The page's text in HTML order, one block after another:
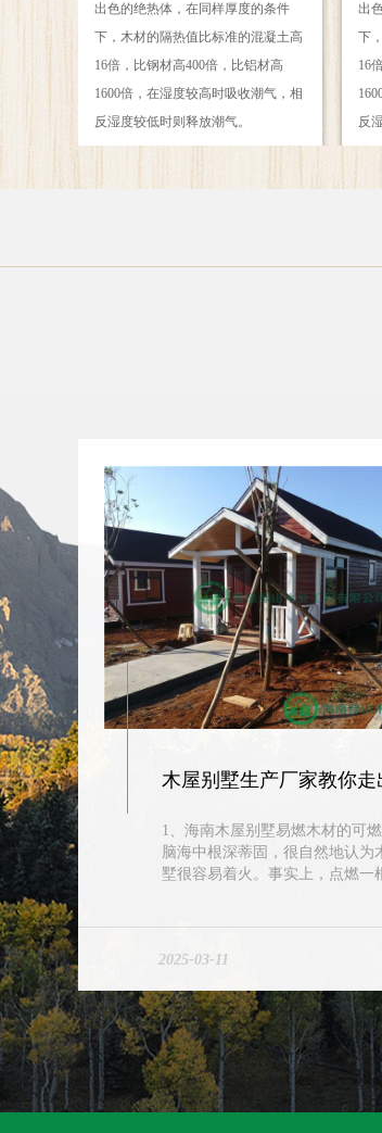
出色的绝热体，在同样厚度的条件
下，木材的隔热值比标准的混凝土高
16倍，比钢材高400倍，比铝材高
1600倍，在湿度较高时吸收潮气，相
反湿度较低时则释放潮气。
出
下
16
反
1、海南木屋别墅易燃木材的可
脑海中根深蒂固，很自然地认为
墅很容易着火。事实上，点燃一
2025-03-11